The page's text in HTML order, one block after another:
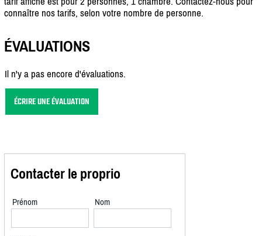
connaître nos tarifs, selon votre nombre de personne.
ÉVALUATIONS
Il n'y a pas encore d'évaluations.
ÉCRIRE UNE ÉVALUATION
Contacter le proprio
Prénom Nom